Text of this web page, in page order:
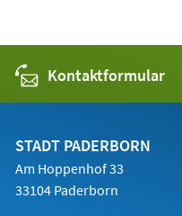
Kontaktformular
STADT PADERBORN
Am Hoppenhof 33
33104 Paderborn